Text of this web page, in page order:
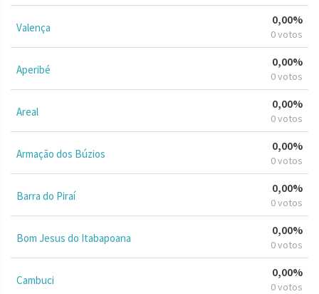
Valença
0,00%
0 votos
Aperibé
0,00%
0 votos
Areal
0,00%
0 votos
Armação dos Búzios
0,00%
0 votos
Barra do Piraí
0,00%
0 votos
Bom Jesus do Itabapoana
0,00%
0 votos
Cambuci
0,00%
0 votos